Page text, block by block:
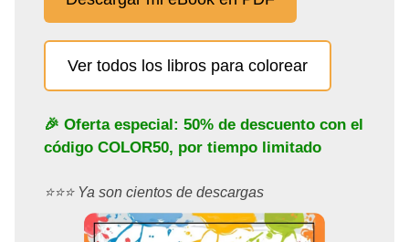
Ver todos los libros para colorear
🎉 Oferta especial: 50% de descuento con el
código COLOR50, por tiempo limitado
⭐️⭐️⭐️ Ya son cientos de descargas